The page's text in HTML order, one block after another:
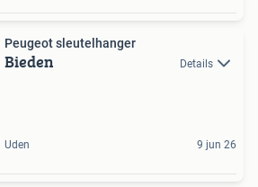
Peugeot sleutelhanger
Bieden Details
Uden 9 jun 26